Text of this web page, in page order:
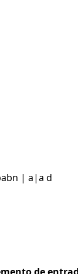
| a|a d